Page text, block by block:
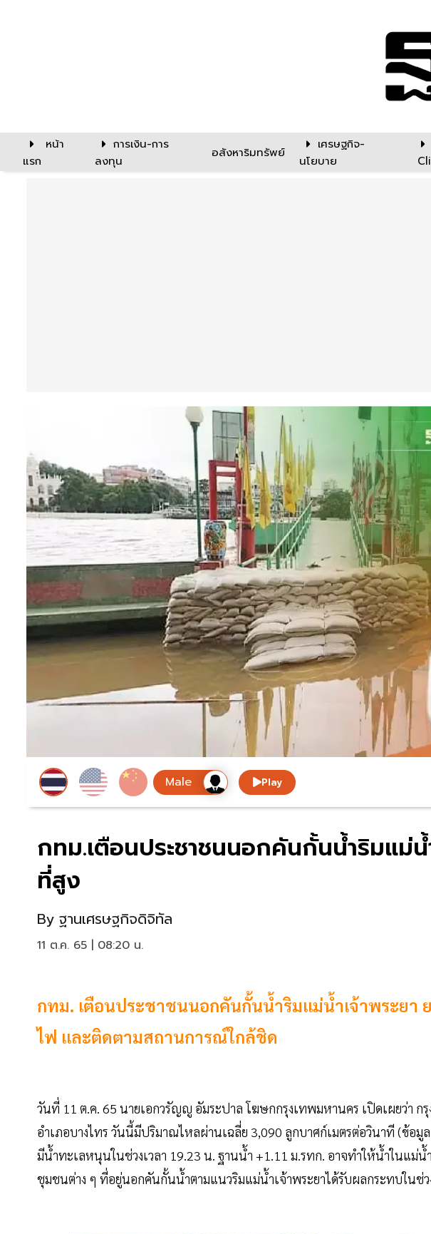
หน้า
แรก
การเงิน-การ
ลงทุน
อสังหาริมทรัพย์
เศรษฐกิจ-
นโยบาย
Play
กทม.เตือนประชาชนนอกคันกั้นน้ำริมแม่
ที่สูง
By ฐานเศรษฐกิจดิจิทัล
11 ต.ค. 65 | 08:20 น.
กทม. เตือนประชาชนนอกคันกั้นน้ำริมแม่น้ำเจ้าพระยา
ไฟ และติดตามสถานการณ์ใกล้ชิด
วันที่ 11 ต.ค. 65 นายเอกวรัญญู อัมระปาล โฆษกกรุงเทพมหานคร เปิดเผยว่า
อำเภอบางไทร วันนี้มีปริมาณไหลผ่านเฉลี่ย 3,090 ลูกบาศก์เมตรต่อวินาที (ข้อมู
มีน้ำทะเลหนุนในช่วงเวลา 19.23 น. ฐานน้ำ +1.11 ม.รทก. อาจทำให้น้ำในแม่น้
ชุมชนต่าง ๆ ที่อยู่นอกคันกั้นน้ำตามแนวริมแม่น้ำเจ้าพระยาได้รับผลกระทบในช่